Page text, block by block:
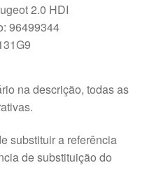
2.0 HDI
96499344
na descrição, todas as
substituir a referência
de substituição do